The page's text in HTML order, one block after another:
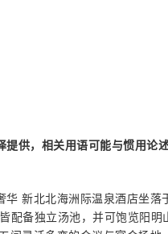
提供，相关用语可能与惯用论
华 新北北海洲际温泉酒店坐
配备独立汤池，并可饱览阳